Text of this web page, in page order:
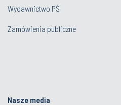
Wydawnictwo PŚ
Zamówienia publiczne
Nasze media